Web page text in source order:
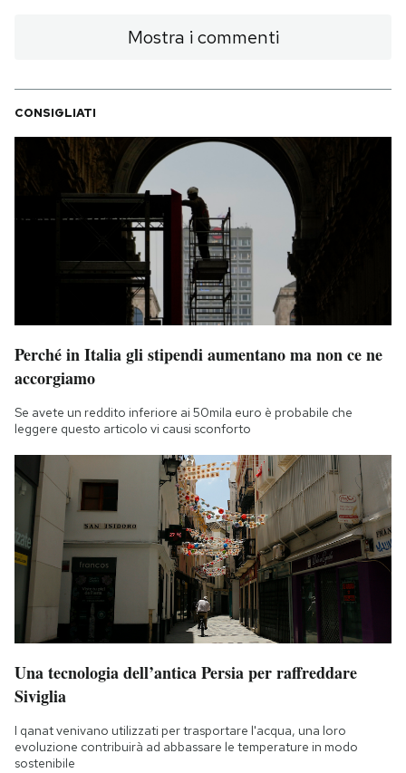
Mostra i commenti
CONSIGLIATI
Perché in Italia gli stipendi aumentano ma non ce ne
accorgiamo
Se avete un reddito inferiore ai 50mila euro è probabile che
leggere questo articolo vi causi sconforto
Una tecnologia dell’antica Persia per raffreddare
Siviglia
I qanat venivano utilizzati per trasportare l'acqua, una loro
evoluzione contribuirà ad abbassare le temperature in modo
sostenibile